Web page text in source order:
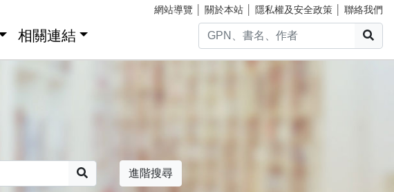
網站導覽 關於本站 隱私權及安全政策 聯絡我們
相關連結
進階搜尋